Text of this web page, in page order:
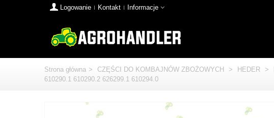
Logowanie Kontakt Informacje
Strona główna > CZĘŚCI DO KOMBAJNÓW ZBOŻOWYCH > HEDER >
610290.1 610290.2 626299.1 610294.0